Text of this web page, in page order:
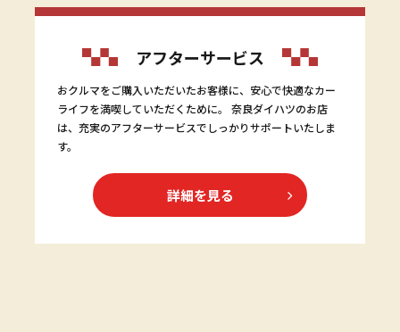
アフターサービス
おクルマをご購入いただいたお客様に、安心で快適なカー
ライフを満喫していただくために。 奈良ダイハツのお店
は、充実のアフターサービスでしっかりサポートいたしま
す。
詳細を見る